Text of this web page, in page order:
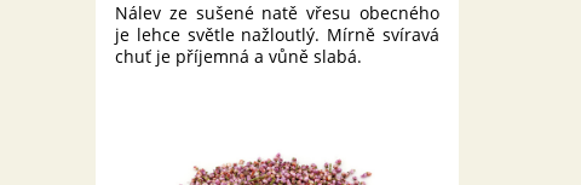
Nálev ze sušené natě vřesu obecného
je lehce světle nažloutlý. Mírně svíravá
chuť je příjemná a vůně slabá.